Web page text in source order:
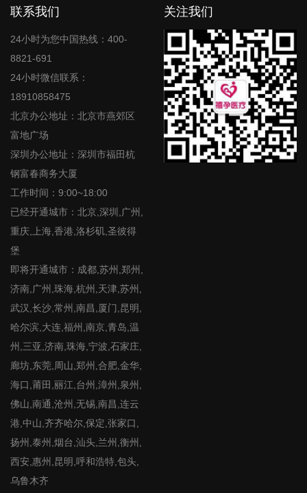
联系我们
24小时为您中国热线：400-
8821-691
24小时微信联系：
18910858475
北京办公地址：北京市燕郊区
富地广场
深圳办公地址：深圳市福田杭
钢富春商务大厦
工作时间：9:00~18:00
已经开通城市：北京,深圳,广州,
重庆,上海,香港,洛杉矶,圣彼得
堡
即将开通城市：成都,苏州,郑州,
济南,广州,珠海,杭州,天津,苏州,
武汉,长沙,常州,南昌,厦门,昆明,
哈尔滨,大连,福州,南京,青岛,温
州,三亚,济南,珠海,宁波,石家庄,
廊坊,东莞,周山,郑州,合肥,金华,
海口,莆田,丽江,台州,漳州,泉州,
佛山,南通,沧州,无锡,南昌,连云
港,中山,齐齐哈尔,保定,张家口,
扬州,泰州,烟台,汕头,兰州,衡州,
西安,惠州,昆明,呼和浩特,包头,
乌鲁木齐
关注我们